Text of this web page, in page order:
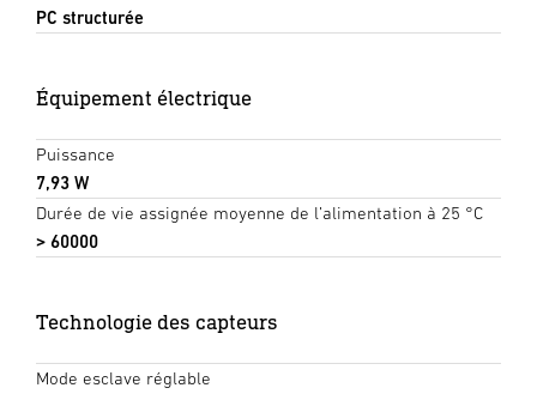
PC structurée
Équipement électrique
Puissance
7,93 W
Durée de vie assignée moyenne de l’alimentation à 25 °C
> 60000
Technologie des capteurs
Mode esclave réglable